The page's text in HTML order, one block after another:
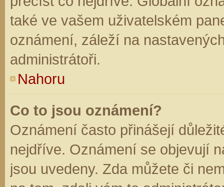
také ve vašem uživatelském
oznámení, záleží na
administrátoři.
Nahoru
Co to jsou oznámení?
Oznámení často přinášejí
nejdříve. Oznámení se objevují
jsou uvedeny. Zda můžete či